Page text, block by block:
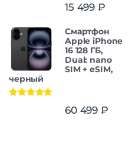
15 499 ₽
Смартфон
Apple iPhone
16 128 ГБ,
Dual: nano
SIM + eSIM,
черный
60 499 ₽